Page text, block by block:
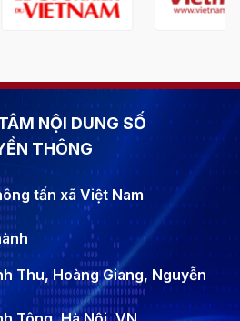
NỘI DUNG SỐ
THÔNG
tấn xã Việt Nam
Thu, Hoàng Giang, Nguyễn